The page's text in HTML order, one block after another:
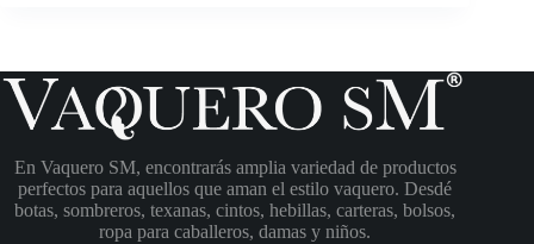
En Vaquero SM, encontrarás amplia variedad de productos
perfectos para aquellos que aman el estilo vaquero. Desdé
botas, sombreros, texanas, cintos, hebillas, carteras, bolsos,
ropa para caballeros, damas y niños.